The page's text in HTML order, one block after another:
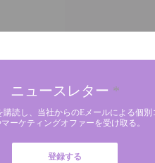
ニュースレター *
読し、当社からのEメールによる個別
マーケティングオファーを受け取る。
登録する